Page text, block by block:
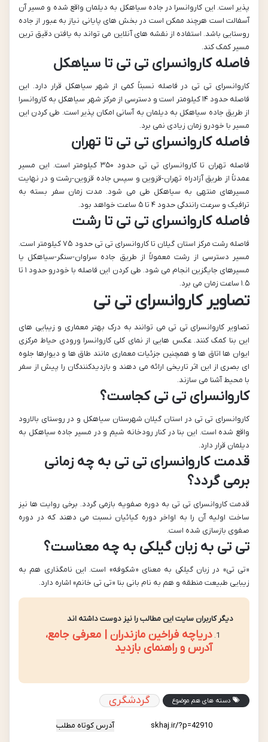
پذیر است. این کاروانسرا در جاده سیاهکل به دیلمان واقع شده و مسیر آن
آسفالت است هرچند ممکن است در بخش های پایانی نیاز به عبور از جاده
روستایی باشد. استفاده از نقشه های آنلاین می تواند به یافتن دقیق ترین
مسیر کمک کند.
فاصله کاروانسرای تی تی تا سیاهکل
کاروانسرای تی تی در فاصله نسبتاً کمی از شهر سیاهکل قرار دارد. این
فاصله حدود ۱۴ کیلومتر است و دسترسی از مرکز شهر سیاهکل به کاروانسرا
از طریق جاده سیاهکل به دیلمان به آسانی امکان پذیر است. طی کردن این
مسیر با خودرو زمان زیادی نمی برد.
فاصله کاروانسرای تی تی تا تهران
فاصله تهران تا کاروانسرای تی تی حدود ۳۵۰ کیلومتر است. این مسیر
عمدتاً از طریق آزادراه تهران-قزوین و سپس جاده قزوین-رشت و در نهایت
مسیرهای منتهی به سیاهکل طی می شود. مدت زمان سفر بسته به
ترافیک و سرعت رانندگی حدود ۴ تا ۵ ساعت خواهد بود.
فاصله کاروانسرای تی تی تا رشت
فاصله رشت مرکز استان گیلان تا کاروانسرای تی تی حدود ۷۵ کیلومتر است.
مسیر دسترسی از رشت معمولاً از طریق جاده سراوان-سنگر-سیاهکل یا
مسیرهای جایگزین انجام می شود. طی کردن این فاصله با خودرو حدود ۱ تا
۱.۵ ساعت زمان می برد.
تصاویر کاروانسرای تی تی
تصاویر کاروانسرای تی تی می توانند به درک بهتر معماری و زیبایی های
این بنا کمک کنند. عکس هایی از نمای کلی کاروانسرا ورودی حیاط مرکزی
ایوان ها اتاق ها و همچنین جزئیات معماری مانند طاق ها و دیوارها جلوه
ای بصری از این اثر تاریخی ارائه می دهند و بازدیدکنندگان را پیش از سفر
با محیط آشنا می سازند.
کاروانسرای تی تی کجاست؟
کاروانسرای تی تی در استان گیلان شهرستان سیاهکل و در روستای بالارود
واقع شده است. این بنا در کنار رودخانه شیم و در مسیر جاده سیاهکل به
دیلمان قرار دارد.
قدمت کاروانسرای تی تی به چه زمانی
برمی گردد؟
قدمت کاروانسرای تی تی به دوره صفویه بازمی گردد. برخی روایت ها نیز
ساخت اولیه آن را به اواخر دوره کیائیان نسبت می دهند که در دوره
صفوی بازسازی شده است.
تی تی به زبان گیلکی به چه معناست؟
«تی تی» در زبان گیلکی به معنای «شکوفه» است. این نامگذاری هم به
زیبایی طبیعت منطقه و هم به نام بانی بنا «تی تی خانم» اشاره دارد.
دیگر کاربران سایت این مطالب را نیز دوست داشته اند
دریاچه فراخین مازندران | معرفی جامع،
آدرس و راهنمای بازدید
دسته های هم موضوع گردشگری
آدرس کوتاه مطلب